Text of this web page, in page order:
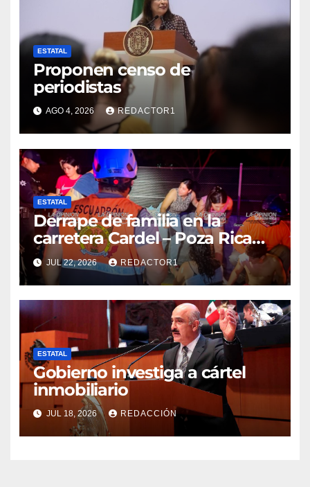
ESTATAL
Proponen censo de
periodistas
AGO 4, 2026 REDACTOR1
ESTATAL
Derrape de familia en la
carretera Cardel – Poza Rica
reaviva críticas por tardanza
de ambulancia municipal
JUL 22, 2026 REDACTOR1
ESTATAL
Gobierno investiga a cártel
inmobiliario
JUL 18, 2026 REDACCIÓN